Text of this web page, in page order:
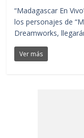
“Madagascar En
los personajes de
Dreamworks,
Ver más